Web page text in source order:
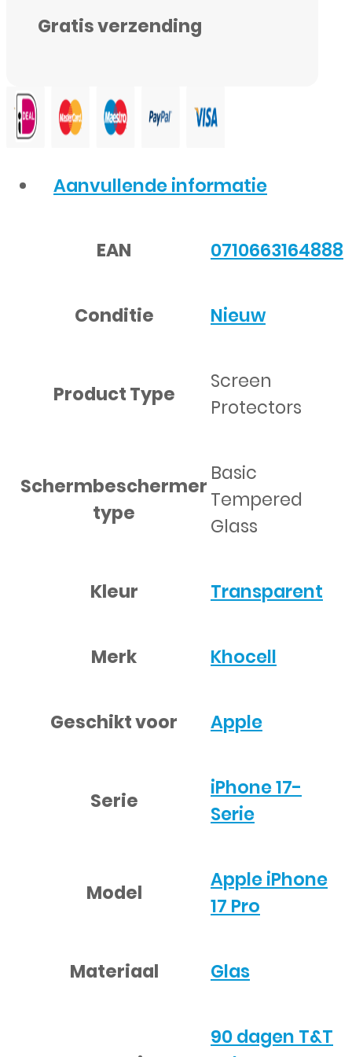
Gratis verzending
Aanvullende informatie
EAN 0710663164888
Conditie Nieuw
Product Type
Screen
Protectors
Schermbeschermer
type
Basic
Tempered
Glass
Kleur Transparent
Merk Khocell
Geschikt voor Apple
Serie
iPhone 17-
Serie
Model
Apple iPhone
17 Pro
Materiaal Glas
90 dagen T&T